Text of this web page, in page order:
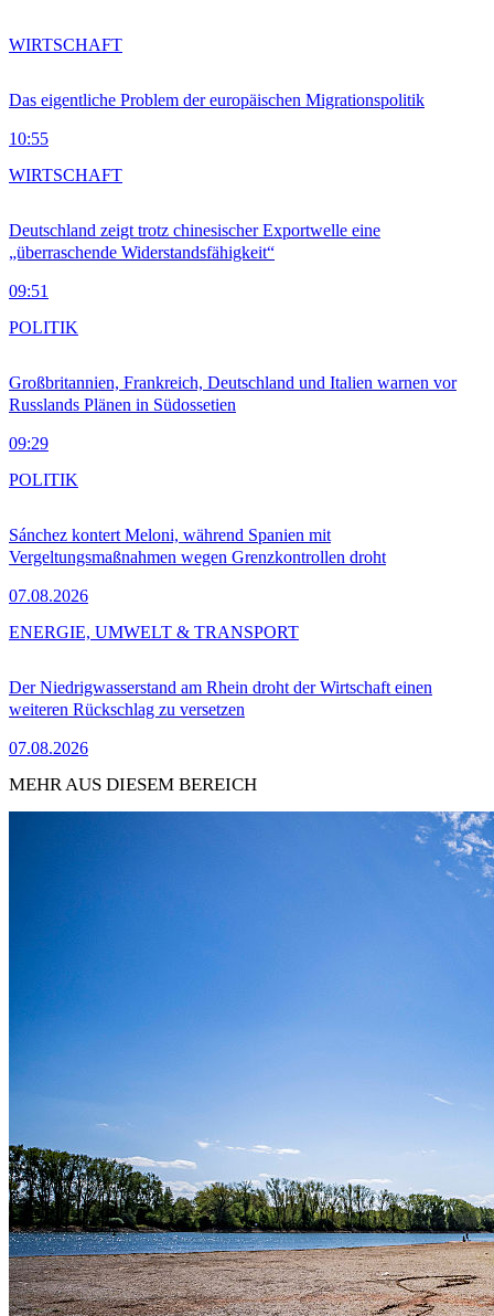
Das eigentliche Problem der europäischen Migrationspolitik
10:55
WIRTSCHAFT
Deutschland zeigt trotz chinesischer Exportwelle eine
„überraschende Widerstandsfähigkeit“
09:51
WIRTSCHAFT
Großbritannien, Frankreich, Deutschland und Italien warnen vor
Russlands Plänen in Südossetien
09:29
POLITIK
Sánchez kontert Meloni, während Spanien mit
Vergeltungsmaßnahmen wegen Grenzkontrollen droht
07.08.2026
POLITIK
Der Niedrigwasserstand am Rhein droht der Wirtschaft einen
weiteren Rückschlag zu versetzen
07.08.2026
ENERGIE, UMWELT & TRANSPORT
MEHR AUS DIESEM BEREICH